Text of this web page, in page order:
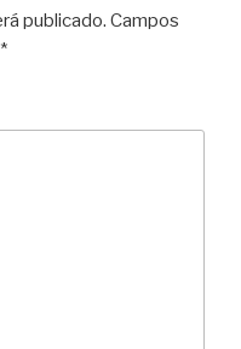
publicado. Campos
*